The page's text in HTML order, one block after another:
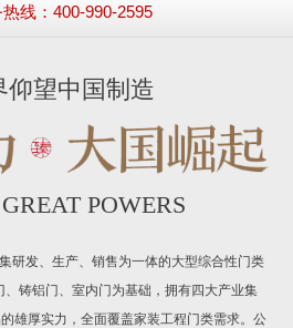
热线：400-990-2595
仰望中国制造
POWERS
研发、生产、销售为一体的大型综合性门类
铸铝门、室内门为基础，拥有四大产业集
雄厚实力，全面覆盖家装工程门类需求。公